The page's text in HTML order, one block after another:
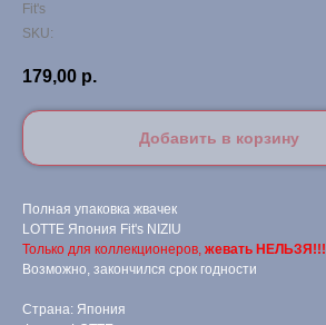
Fit's
SKU:
179,00 р.
Добавить в корзину
Полная упаковка жвачек
LOTTE Япония Fit's NIZIU
Только для коллекционеров, жевать НЕЛЬЗЯ!!!
Возможно, закончился срок годности
Страна: Япония